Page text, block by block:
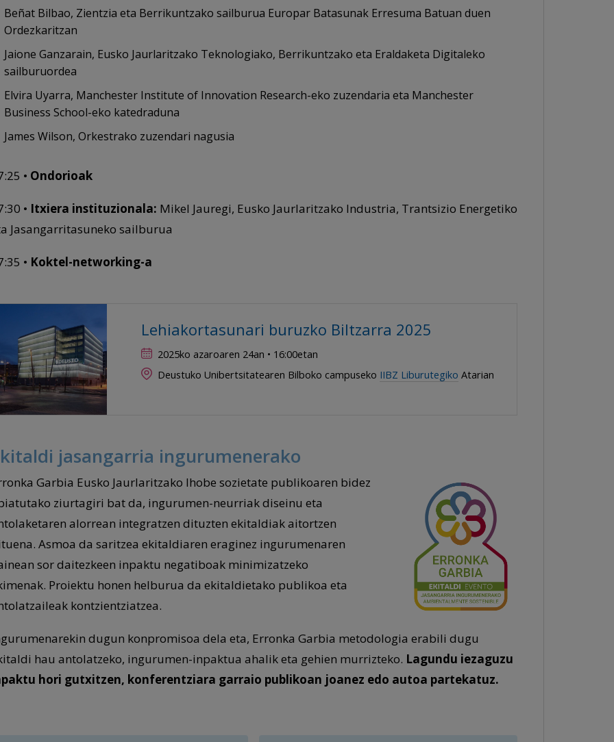
Beñat Bilbao, Zientzia eta Berrikuntzako sailburua Europar Batasunak Erresuma Batuan duen
Ordezkaritzan
Jaione Ganzarain, Eusko Jaurlaritzako Teknologiako, Berrikuntzako eta Eraldaketa Digitaleko
sailburuordea
Elvira Uyarra, Manchester Institute of Innovation Research-eko zuzendaria eta Manchester
Business School-eko katedraduna
James Wilson, Orkestrako zuzendari nagusia
• Ondorioak
• Itxiera instituzionala: Mikel Jauregi, Eusko Jaurlaritzako Industria, Trantsizio Energetiko
Jasangarritasuneko sailburua
• Koktel-networking-a
Lehiakortasunari buruzko Biltzarra 2025
2025ko azaroaren 24an • 16:00etan
Deustuko Unibertsitatearen Bilboko campuseko IIBZ Liburutegiko Atarian
jasangarria ingurumenerako
Garbia Eusko Jaurlaritzako Ihobe sozietate publikoaren bidez
ziurtagiri bat da, ingurumen-neurriak diseinu eta
alorrean integratzen dituzten ekitaldiak aitortzen
Asmoa da saritzea ekitaldiaren eraginez ingurumenaren
sor daitezkeen inpaktu negatiboak minimizatzeko
Proiektu honen helburua da ekitaldietako publikoa eta
kontzientziatzea.
dugun konpromisoa dela eta, Erronka Garbia metodologia erabili dugu
hau antolatzeko, ingurumen-inpaktua ahalik eta gehien murrizteko. Lagundu iezaguzu
hori gutxitzen, konferentziara garraio publikoan joanez edo autoa partekatuz.